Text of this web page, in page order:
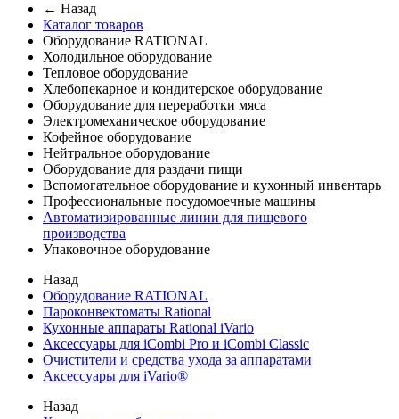
← Назад
Каталог товаров
Оборудование RATIONAL
Холодильное оборудование
Тепловое оборудование
Хлебопекарное и кондитерское оборудование
Оборудование для переработки мяса
Электромеханическое оборудование
Кофейное оборудование
Нейтральное оборудование
Оборудование для раздачи пищи
Вспомогательное оборудование и кухонный инвентарь
Профессиональные посудомоечные машины
Автоматизированные линии для пищевого
производства
Упаковочное оборудование
Назад
Оборудование RATIONAL
Пароконвектоматы Rational
Кухонные аппараты Rational iVario
Аксессуары для iCombi Pro и iCombi Classic
Очистители и средства ухода за аппаратами
Аксессуары для iVario®
Назад